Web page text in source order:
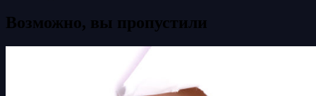
Возможно, вы пропустили